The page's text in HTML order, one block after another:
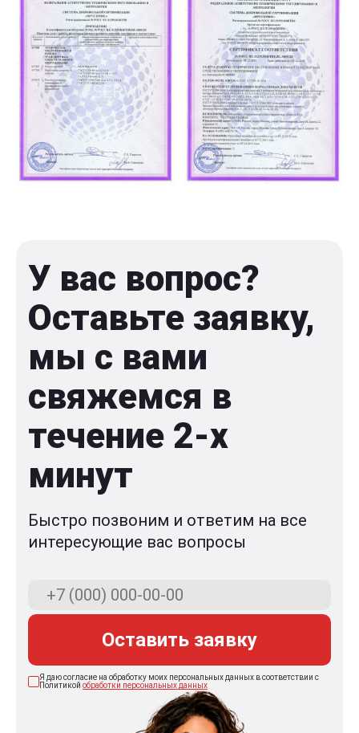
У вас вопрос?
Оставьте заявку,
мы с вами
свяжемся в
течение 2-x
минут
Быстро позвоним и ответим на все
интересующие вас вопросы
Оставить заявку
Я даю согласие на обработку моих персональных данных в соответствии с
Политикой обработки персональных данных